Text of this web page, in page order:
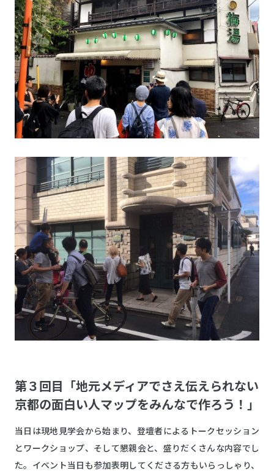
第３回目「地元メディアでさえ伝えられない
京都の面白い人マップをみんなで作ろう！」
当日は現地見学会から始まり、登壇者によるトークセッション
とワークショップ、そして懇親会と、盛りだくさんな内容でし
た。イベント当日も参加表明してくださる方もいらっしゃり、